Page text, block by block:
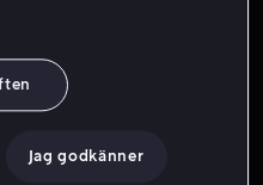
och fröjd råder i
råkar möta deras
Jag godkänner